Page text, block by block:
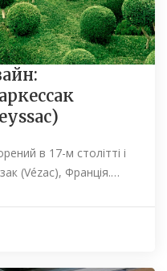
в 17-м столітті і
(Vézac), Франція.…